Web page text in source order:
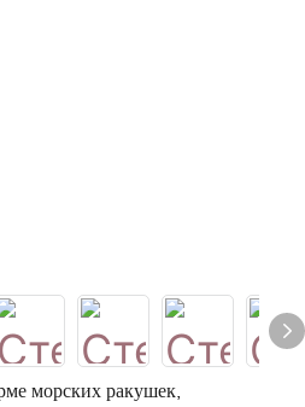
морских ракушек,